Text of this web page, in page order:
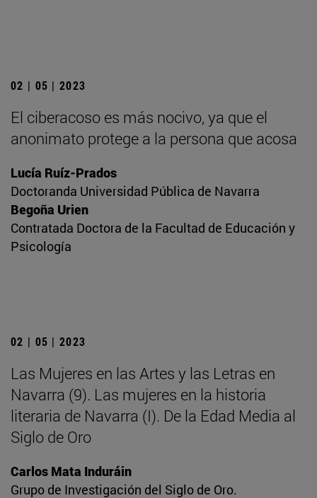
02 | 05 | 2023
El ciberacoso es más nocivo, ya que el
anonimato protege a la persona que acosa
Lucía Ruíz-Prados
Doctoranda Universidad Pública de Navarra
Begoña Urien
Contratada Doctora de la Facultad de Educación y
Psicología
02 | 05 | 2023
Las Mujeres en las Artes y las Letras en
Navarra (9). Las mujeres en la historia
literaria de Navarra (I). De la Edad Media al
Siglo de Oro
Carlos Mata Induráin
Grupo de Investigación del Siglo de Oro.